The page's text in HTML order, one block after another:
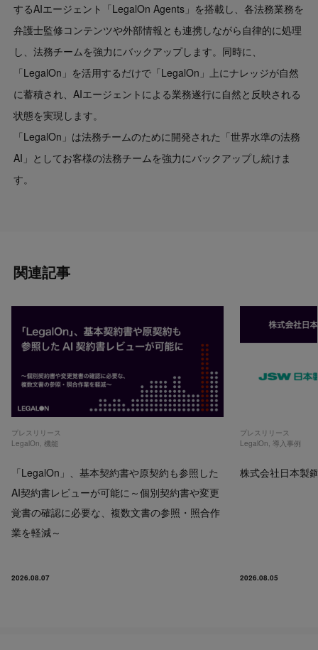
するAIエージェント「LegalOn Agents」を搭載し、各法務業務を
弁護士監修コンテンツや外部情報とも連携しながら自律的に処理
し、法務チームを強力にバックアップします。同時に、
「LegalOn」を活用するだけで「LegalOn」上にナレッジが自然
に蓄積され、AIエージェントによる業務遂行に自然と反映される
状態を実現します。
「LegalOn」は法務チームのために開発された「世界水準の法務
AI」としてお客様の法務チームを強力にバックアップし続けま
す。
関連記事
プレスリリース
LegalOn,機能
「LegalOn」、基本契約書や原契約も参照した
AI契約書レビューが可能に～個別契約書や変更
覚書の確認に必要な、複数文書の参照・照合作
業を軽減～
2026.08.07
プレスリリース
LegalOn, 導入事例
株式会社日本製
2026.08.05